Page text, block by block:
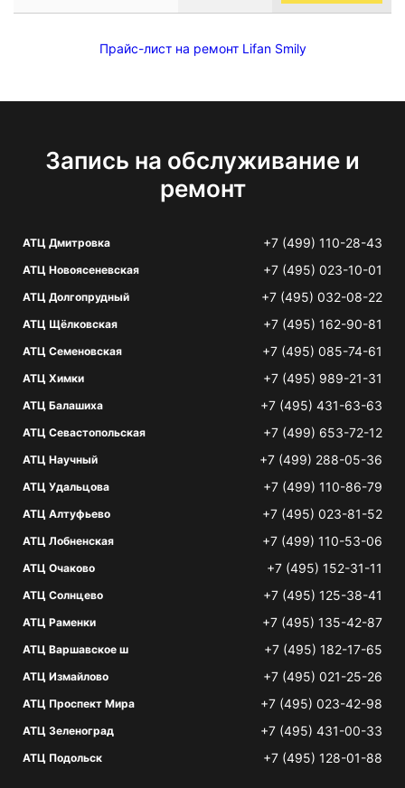
Прайс-лист на ремонт Lifan Smily
Запись на обслуживание и
ремонт
АТЦ Дмитровка +7 (499) 110-28-43
АТЦ Новоясеневская +7 (495) 023-10-01
АТЦ Долгопрудный +7 (495) 032-08-22
АТЦ Щёлковская +7 (495) 162-90-81
АТЦ Семеновская +7 (495) 085-74-61
АТЦ Химки +7 (495) 989-21-31
АТЦ Балашиха +7 (495) 431-63-63
АТЦ Севастопольская +7 (499) 653-72-12
АТЦ Научный +7 (499) 288-05-36
АТЦ Удальцова +7 (499) 110-86-79
АТЦ Алтуфьево +7 (495) 023-81-52
АТЦ Лобненская +7 (499) 110-53-06
АТЦ Очаково +7 (495) 152-31-11
АТЦ Солнцево +7 (495) 125-38-41
АТЦ Раменки +7 (495) 135-42-87
АТЦ Варшавское ш +7 (495) 182-17-65
АТЦ Измайлово +7 (495) 021-25-26
АТЦ Проспект Мира +7 (495) 023-42-98
АТЦ Зеленоград +7 (495) 431-00-33
АТЦ Подольск +7 (495) 128-01-88